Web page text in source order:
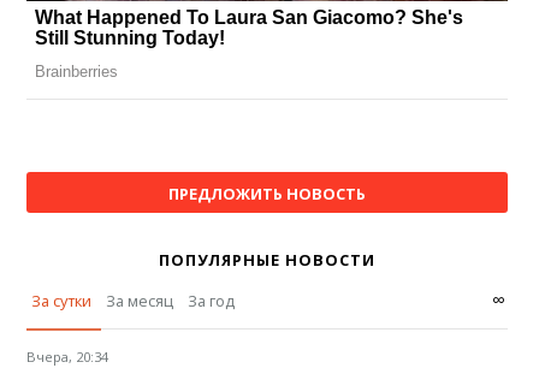
ПРЕДЛОЖИТЬ НОВОСТЬ
ПОПУЛЯРНЫЕ НОВОСТИ
За сутки
За месяц За год ∞
Вчера, 20:34